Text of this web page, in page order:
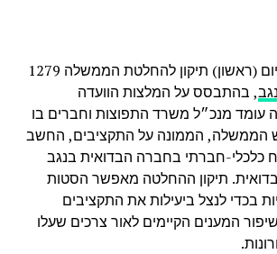
הממשלה אישרה היום (ראשון) תיקון להחלטת הממשלה 1279
, בהתבסס על המלצות הוועדה
מנכ״ל משרד התפוצות וחברים בו
הממשלה, הממונה על התקציבים, החשב
כלכלי-חברתי בחברה הבדואית בנגב
תיקון ההחלטה מאפשר הסטות
בכדי לנצל ביעילות את התקציבים
המענים הקיימים לאור צרכים שעלו